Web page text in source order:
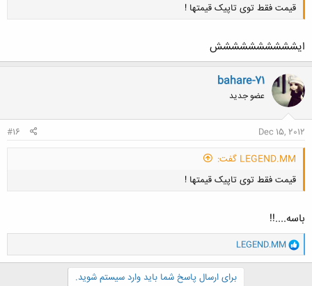
قیمت فقط توی تاپیک قیمتها !
ایشششششششششش
bahare-71
عضو جدید
Dec 15, 2012
#16
LEGEND.MM گفت:
قیمت فقط توی تاپیک قیمتها !
کلیک کنید تا باز شود...
باسه....!!
و
ا
ک
LEGEND.MM
برای ارسال پاسخ شما باید وارد سیستم شوید.